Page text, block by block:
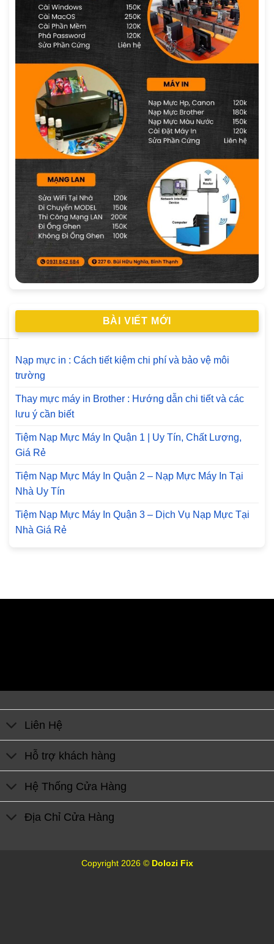
BÀI VIẾT MỚI
Nạp mực in : Cách tiết kiệm chi phí và bảo vệ môi
trường
Thay mực máy in Brother : Hướng dẫn chi tiết và các
lưu ý cần biết
Tiệm Nạp Mực Máy In Quận 1 | Uy Tín, Chất Lượng,
Giá Rẻ
Tiệm Nạp Mực Máy In Quận 2 – Nạp Mực Máy In Tại
Nhà Uy Tín
Tiệm Nạp Mực Máy In Quận 3 – Dịch Vụ Nạp Mực Tại
Nhà Giá Rẻ
Liên Hệ
Hỗ trợ khách hàng
Hệ Thống Cửa Hàng
Địa Chỉ Cửa Hàng
Copyright 2026 © Dolozi Fix